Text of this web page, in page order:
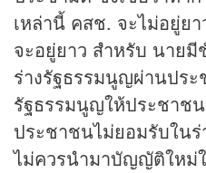
เหล่านี้ คสช. จะไม่อยู่ย
จะอยู่ยาว สำหรับ นาย
ร่างรัฐธรรมนูญผ่านประ
รัฐธรรมนูญให้ประชาช
ประชาชนไม่ยอมรับใน
ไม่ควรนำมาบัญญัติใหม่